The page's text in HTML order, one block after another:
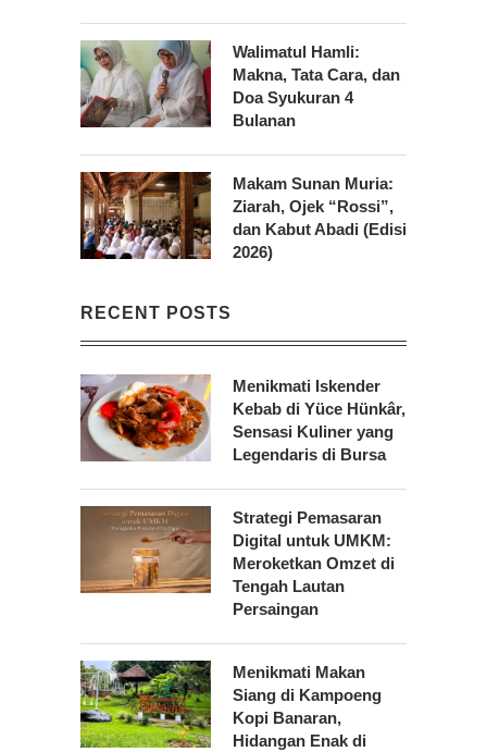
Walimatul Hamli:
Makna, Tata Cara, dan
Doa Syukuran 4
Bulanan
Makam Sunan Muria:
Ziarah, Ojek “Rossi”,
dan Kabut Abadi (Edisi
2026)
RECENT POSTS
Menikmati Iskender
Kebab di Yüce Hünkâr,
Sensasi Kuliner yang
Legendaris di Bursa
Strategi Pemasaran
Digital untuk UMKM:
Meroketkan Omzet di
Tengah Lautan
Persaingan
Menikmati Makan
Siang di Kampoeng
Kopi Banaran,
Hidangan Enak di